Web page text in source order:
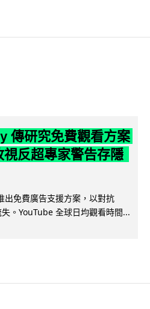
傳研究免費觀看方案
反超專家警告存隱
免費廣告支援方案，以對抗
。YouTube 全球日均觀看時間...